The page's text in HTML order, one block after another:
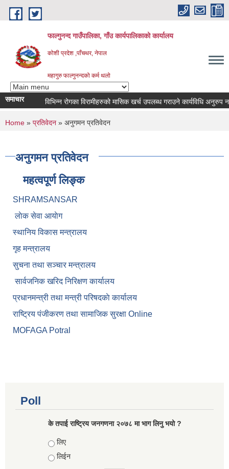
Skip to main content
फाल्गुनन्द गाउँपालिका, गाँउ कार्यपालिकाको कार्यालय
कोशी प्रदेश ,पाँचथर, नेपाल
महागुरु फाल्गुनन्दको कर्म थलो
समाचार विभिन्न रोगका विरामीहरुको मासिक खर्च उपलब्ध गराउने कार्यविधि अनुरुप
You are here
Home » प्रतिवेदन » अनुगमन प्रतिवेदन
अनुगमन प्रतिवेदन
महत्वपूर्ण लिङ्क
SHRAMSANSAR
लाेक सेवा आयाेग
स्थानिय विकास मन्त्रालय
गृह मन्त्रालय
सुचना तथा सञ्चार मन्त्रालय
सार्वजनिक खरिद निरिक्षण कार्यालय
प्रधानमन्त्री तथा मन्त्री परिषदकाे कार्यालय
राष्ट्रिय पंजीकरण तथा सामाजिक सुरक्षा Online
MOFAGA Potral
Poll
के तपाई राष्ट्रिय जनगणना २०७८ मा भाग लिनु भयो ?
Choices
लिए
लिईन